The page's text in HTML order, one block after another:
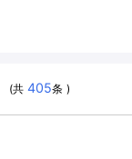
(共405条 )